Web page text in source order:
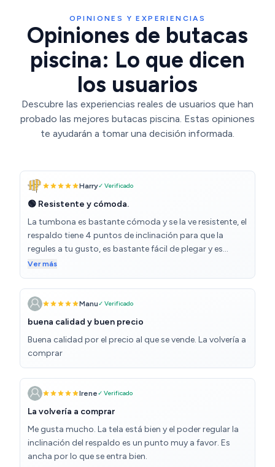
OPINIONES Y EXPERIENCIAS
Opiniones de butacas
piscina: Lo que dicen
los usuarios
Descubre las experiencias reales de usuarios que han
probado las mejores butacas piscina. Estas opiniones
te ayudarán a tomar una decisión informada.
Harry✓ Verificado
🟢 Resistente y cómoda.
La tumbona es bastante cómoda y se la ve resistente, el
respaldo tiene 4 puntos de inclinación para que la
regules a tu gusto, es bastante fácil de plegar y es
bastante liviana para su transporte. Para almacenarla o
guárdala no ocupa mucho espacio. Como punto
mejorable podría ser de otra forma el mecanismo de
cierre ya que tienes que usar el asa de transporte para
que esta no se abra. Aún por ese punto mejorable
estamos contentos con la compra.
Ver más
Manu✓ Verificado
buena calidad y buen precio
Buena calidad por el precio al que se vende. La volvería a
comprar
Irene✓ Verificado
La volvería a comprar
Me gusta mucho. La tela está bien y el poder regular la
inclinación del respaldo es un punto muy a favor. Es
ancha por lo que se entra bien.